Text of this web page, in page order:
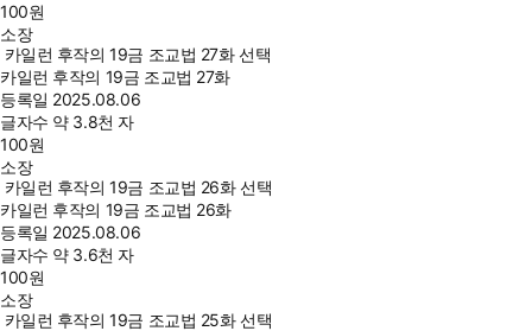
100원
소장
카일런 후작의 19금 조교법 27화 선택
카일런 후작의 19금 조교법 27화
등록일 2025.08.06
글자수 약 3.8천 자
100원
소장
카일런 후작의 19금 조교법 26화 선택
카일런 후작의 19금 조교법 26화
등록일 2025.08.06
글자수 약 3.6천 자
100원
소장
카일런 후작의 19금 조교법 25화 선택